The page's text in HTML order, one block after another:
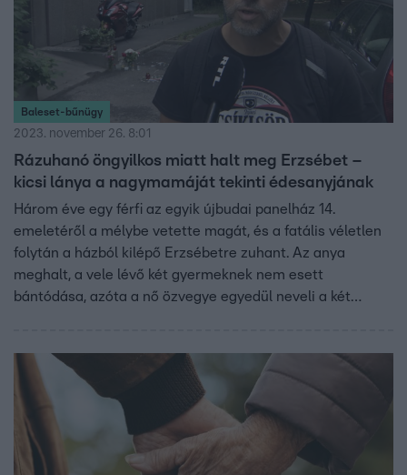
Baleset-bűnügy
2023. november 26. 8:01
Rázuhanó öngyilkos miatt halt meg Erzsébet –
kicsi lánya a nagymamáját tekinti édesanyjának
Három éve egy férfi az egyik újbudai panelház 14.
emeletéről a mélybe vetette magát, és a fatális véletlen
folytán a házból kilépő Erzsébetre zuhant. Az anya
meghalt, a vele lévő két gyermeknek nem esett
bántódása, azóta a nő özvegye egyedül neveli a két